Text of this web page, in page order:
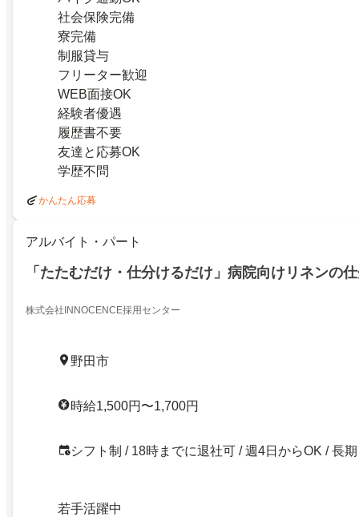
社会保険完備
寮完備
制服貸与
フリーター歓迎
WEB面接OK
経験者優遇
履歴書不要
友達と応募OK
学歴不問
かんたん応募
アルバイト・パート
「たたむだけ・仕分けるだけ」病院向けリネンの
株式会社INNOCENCE採用センター
野田市
時給1,500円〜1,700円
シフト制 / 18時までに退社可 / 週4日からOK / 長期
若手活躍中